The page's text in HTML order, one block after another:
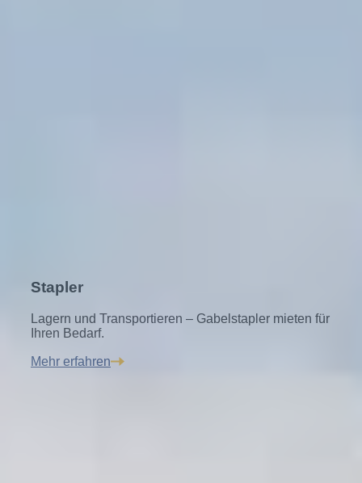
Stapler
Lagern und Transportieren – Gabelstapler mieten für
Ihren Bedarf.
Mehr erfahren